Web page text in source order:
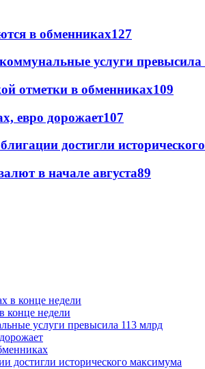
в обменниках127
услуги
отметки в обменниках109
евро дорожает107
достигли
в начале августа89
конце недели
услуги превысила 113 млрд
достигли исторического максимума